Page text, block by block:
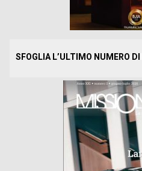
SFOGLIA L’ULTIMO NUMERO